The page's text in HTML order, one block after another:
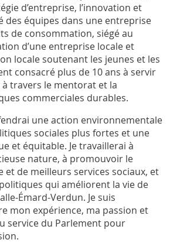
d’entreprise, l’innovation et
des équipes dans une entreprise
de consommation, siégé au
d’une entreprise locale et
locale soutenant les jeunes et les
consacré plus de 10 ans à servir
travers le mentorat et la
commerciales durables.
une action environnementale
sociales plus fortes et une
et équitable. Je travaillerai à
nature, à promouvoir le
et de meilleurs services sociaux, et
qui améliorent la vie de
Émard-Verdun. Je suis
mon expérience, ma passion et
service du Parlement pour